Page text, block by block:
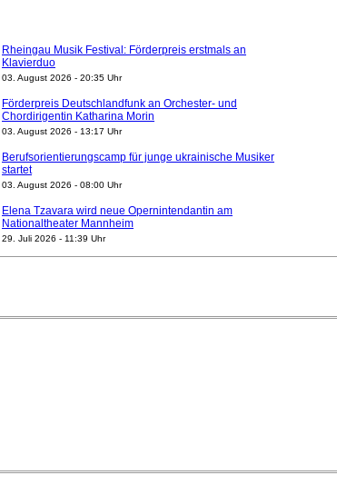
Rheingau Musik Festival: Förderpreis erstmals an
Klavierduo
03. August 2026 - 20:35 Uhr
Förderpreis Deutschlandfunk an Orchester- und
Chordirigentin Katharina Morin
03. August 2026 - 13:17 Uhr
Berufsorientierungscamp für junge ukrainische Musiker
startet
03. August 2026 - 08:00 Uhr
Elena Tzavara wird neue Opernintendantin am
Nationaltheater Mannheim
29. Juli 2026 - 11:39 Uhr
Kammerorchester Heilbronn: Chefdirigent Risto Joost